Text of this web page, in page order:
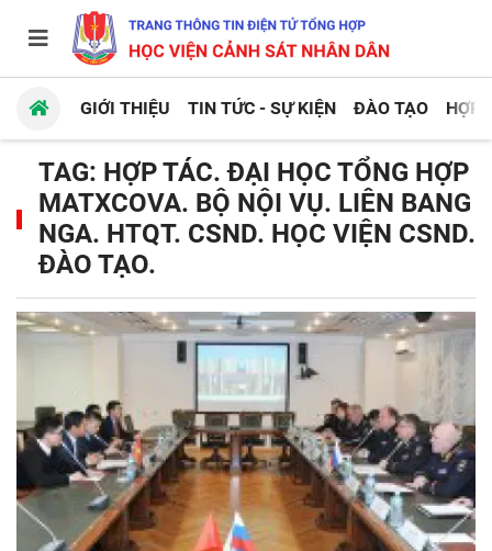
GIỚI THIỆU TIN TỨC - SỰ KIỆN ĐÀO TẠO HỢP
TAG: HỢP TÁC. ĐẠI HỌC TỔNG HỢP
MATXCOVA. BỘ NỘI VỤ. LIÊN BANG
NGA. HTQT. CSND. HỌC VIỆN CSND.
ĐÀO TẠO.